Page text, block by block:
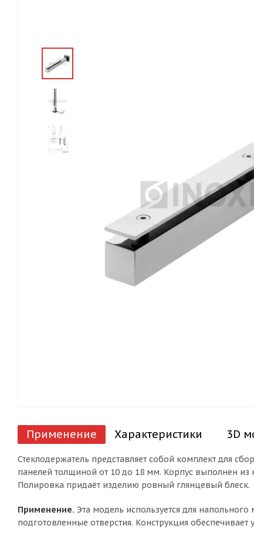
Применение Характеристики 3D
Стеклодержатель представляет собой комплект для
панелей толщиной от 10 до 18 мм. Корпус выполнен из
Полировка придаёт изделию ровный глянцевый блеск.
Применение. Эта модель используется для
подготовленные отверстия. Конструкция